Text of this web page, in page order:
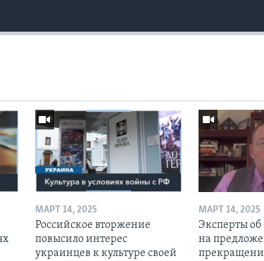
МАРТ 14, 2025
Российское вторжение
повысило интерес
украинцев к культуре своей
МАРТ 14, 2025
Эксперты об
на